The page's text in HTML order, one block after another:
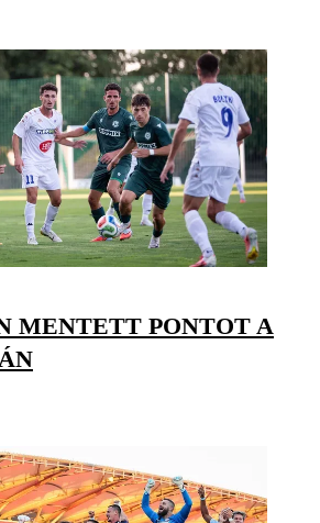
MENTETT PONTOT A